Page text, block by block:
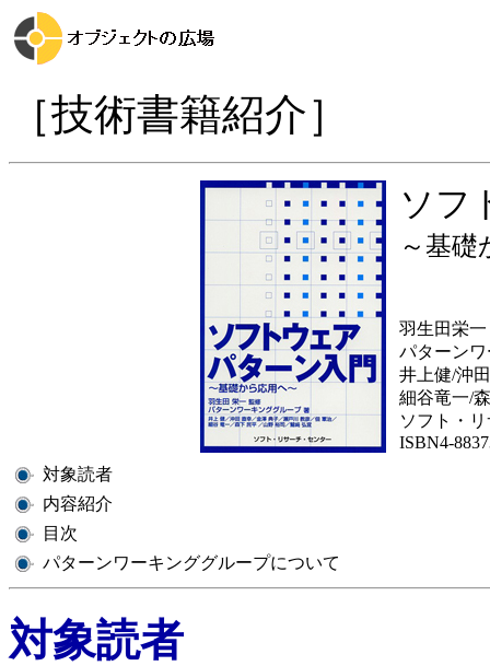
［技術書籍紹介］
ソフ
～基礎
羽生田栄一
パターン
井上健/沖
細谷竜一/
ソフト・
ISBN4-
対象読者
内容紹介
目次
パターンワーキンググループについて
対象読者